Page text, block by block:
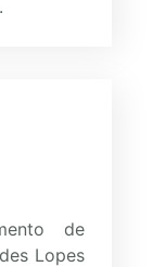
de
Lopes